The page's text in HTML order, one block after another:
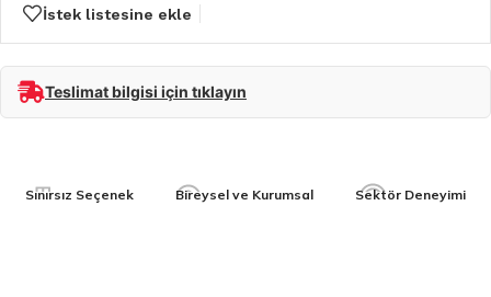
İstek listesine ekle
Teslimat bilgisi için tıklayın
Sınırsız Seçenek Bireysel ve Kurumsal Sektör Deneyimi